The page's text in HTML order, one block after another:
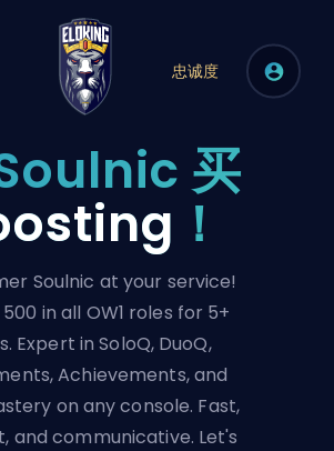
忠诚度
买
！
Soulnic at your service!
in all OW1 roles for 5+
Expert in SoloQ, DuoQ,
Achievements, and
on any console. Fast,
and communicative. Let's